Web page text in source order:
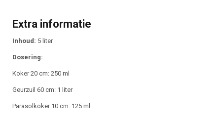
Extra informatie
Inhoud: 5 liter
Dosering:
Koker 20 cm: 250 ml
Geurzuil 60 cm: 1 liter
Parasolkoker 10 cm: 125 ml